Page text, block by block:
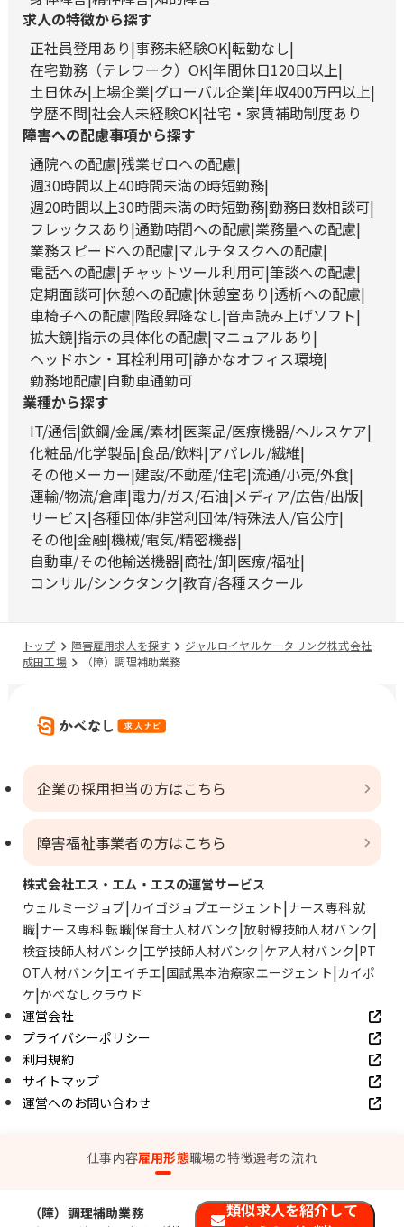
仕事内容雇用形態職場の特徴選考の流れ
求人の特徴から探す
正社員登用あり 事務未経験OK 転勤なし
在宅勤務（テレワーク）OK 年間休日120日以上
土日休み 上場企業 グローバル企業 年収400万円以上
学歴不問 社会人未経験OK 社宅・家賃補助制度あり
障害への配慮事項から探す
通院への配慮 残業ゼロへの配慮
週30時間以上40時間未満の時短勤務
週20時間以上30時間未満の時短勤務 勤務日数相談可
フレックスあり 通勤時間への配慮 業務量への配慮
業務スピードへの配慮 マルチタスクへの配慮
電話への配慮 チャットツール利用可 筆談への配慮
定期面談可 休憩への配慮 休憩室あり 透析への配慮
車椅子への配慮 階段昇降なし 音声読み上げソフト
拡大鏡 指示の具体化の配慮 マニュアルあり
ヘッドホン・耳栓利用可 静かなオフィス環境
勤務地配慮 自動車通勤可
業種から探す
IT/通信 鉄鋼/金属/素材 医薬品/医療機器/ヘルスケア
化粧品/化学製品 食品/飲料 アパレル/繊維
その他メーカー 建設/不動産/住宅 流通/小売/外食
運輸/物流/倉庫 電力/ガス/石油 メディア/広告/出版
サービス 各種団体/非営利団体/特殊法人/官公庁
その他 金融 機械/電気/精密機器
自動車/その他輸送機器 商社/卸 医療/福祉
コンサル/シンクタンク 教育/各種スクール
トップ 障害雇用求人を探す
ジャルロイヤルケータリング株式会社
成田工場
（障）調理補助業務
（障）調理補助業務
類似求人を紹介して
企業の採用担当の方はこちら
障害福祉事業者の方はこちら
株式会社エス・エム・エスの運営サービス
ウェルミージョブ カイゴジョブエージェント ナース専科 就
職 ナース専科 転職 保育士人材バンク 放射線技師人材バンク
検査技師人材バンク 工学技師人材バンク ケア人材バンク PT
OT人材バンク エイチエ 国試黒本治療家エージェント カイポ
ケ かべなしクラウド
運営会社
プライバシーポリシー
利用規約
サイトマップ
運営へのお問い合わせ